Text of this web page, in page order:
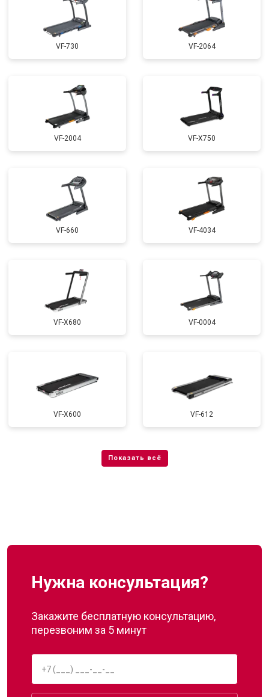
VF-730 VF-2064
VF-2004 VF-X750
VF-660 VF-4034
VF-X680 VF-0004
VF-X600 VF-612
Нужна консультация?
Закажите бесплатную консультацию,
перезвоним за 5 минут